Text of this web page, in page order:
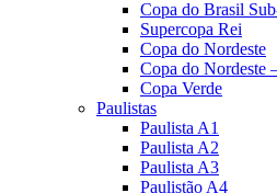
Copa do Brasil
Supercopa Rei
Copa do Nordeste
Copa do Nordeste
Copa Verde
Paulistas
Paulista A1
Paulista A2
Paulista A3
Paulistão A4